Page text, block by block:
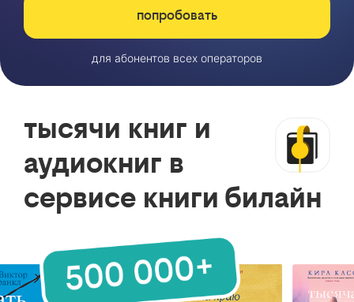
попробовать
для абонентов всех операторов
тысячи книг и
аудиокниг в
сервисе книги билайн